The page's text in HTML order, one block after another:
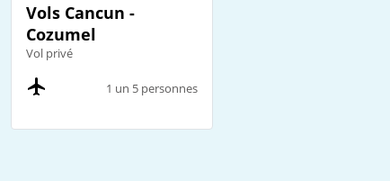
Vols Cancun -
Cozumel
Vol privé
1 un 5 personnes